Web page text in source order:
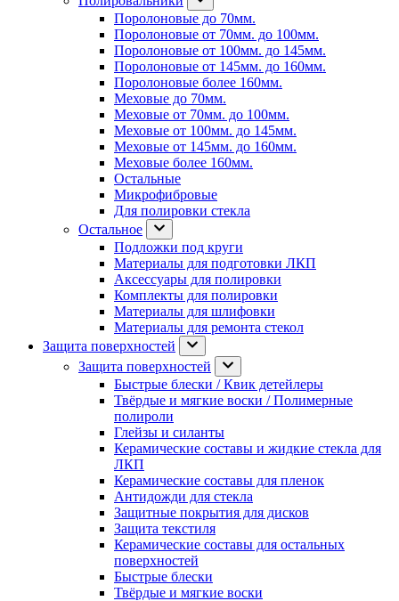
Поролоновые до 70мм.
Поролоновые от 70мм. до 100мм.
Поролоновые от 100мм. до 145мм.
Поролоновые от 145мм. до 160мм.
Поролоновые более 160мм.
Меховые до 70мм.
Меховые от 70мм. до 100мм.
Меховые от 100мм. до 145мм.
Меховые от 145мм. до 160мм.
Меховые более 160мм.
Остальные
Микрофибровые
Для полировки стекла
Остальное
Подложки под круги
Материалы для подготовки ЛКП
Аксессуары для полировки
Комплекты для полировки
Материалы для шлифовки
Материалы для ремонта стекол
Защита поверхностей
Защита поверхностей
Быстрые блески / Квик детейлеры
Твёрдые и мягкие воски / Полимерные
полироли
Глейзы и силанты
Керамические составы и жидкие стекла для
ЛКП
Керамические составы для пленок
Антидожди для стекла
Защитные покрытия для дисков
Защита текстиля
Керамические составы для остальных
поверхностей
Быстрые блески
Твёрдые и мягкие воски